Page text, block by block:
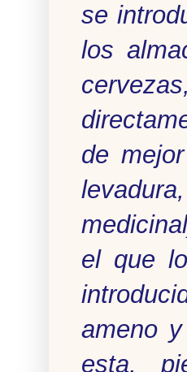
se
los
de
el que
ameno
esta,